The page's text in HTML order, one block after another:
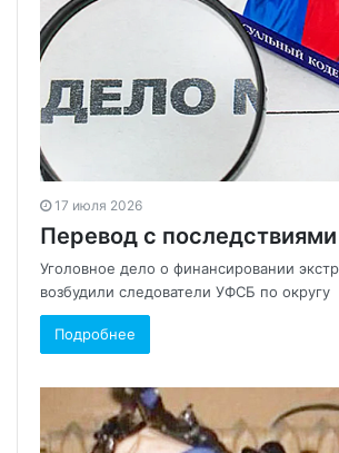
17 июля 2026
Перевод с последствиями
Уголовное дело о финансировании
возбудили следователи УФСБ по округу
Подробнее